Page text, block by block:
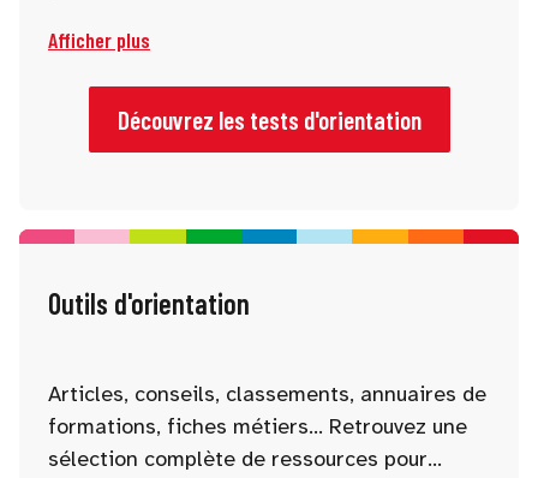
compétences, personnalité, aspirations : nos
tests vous permettent de mieux vous
connaître et d’identifier des pistes adaptées
à votre profil.
Afficher plus
Découvrez les tests d'orientation
Outils d'orientation
Articles, conseils, classements, annuaires de
formations, fiches métiers… Retrouvez une
sélection complète de ressources pour